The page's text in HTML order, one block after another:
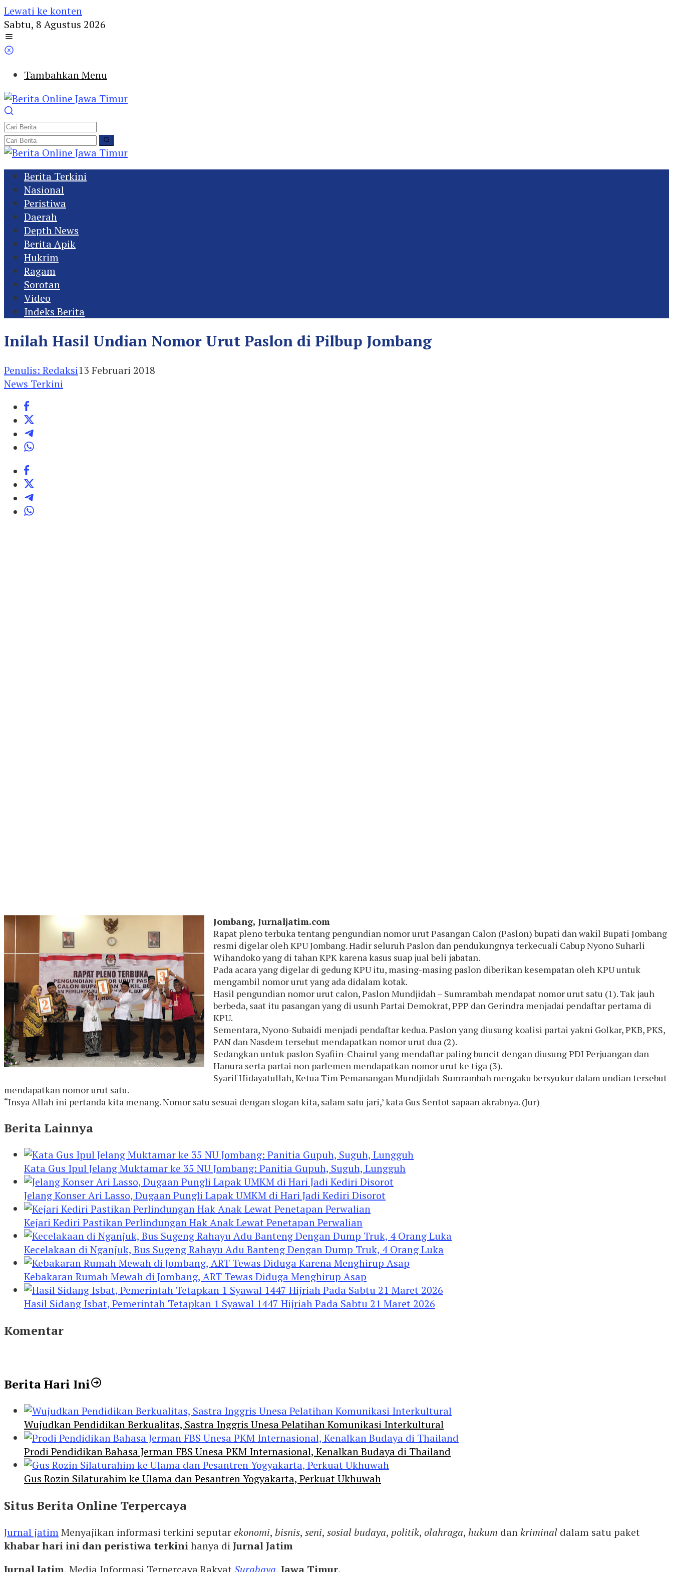
Lewati ke konten
Sabtu, 8 Agustus 2026
Tambahkan Menu
Berita Terkini
Nasional
Peristiwa
Daerah
Depth News
Berita Apik
Hukrim
Ragam
Sorotan
Video
Indeks Berita
Inilah Hasil Undian Nomor Urut Paslon di Pilbup Jombang
Penulis: Redaksi13 Februari 2018
News Terkini
Jombang, Jurnaljatim.com
Rapat pleno terbuka tentang pengundian nomor urut Pasangan Calon (Paslon) bupati dan wakil Bupati Jombang
resmi digelar oleh KPU Jombang. Hadir seluruh Paslon dan pendukungnya terkecuali Cabup Nyono Suharli
Wihandoko yang di tahan KPK karena kasus suap jual beli jabatan.
Pada acara yang digelar di gedung KPU itu, masing-masing paslon diberikan kesempatan oleh KPU untuk
mengambil nomor urut yang ada didalam kotak.
Hasil pengundian nomor urut calon, Paslon Mundjidah – Sumrambah mendapat nomor urut satu (1). Tak jauh
berbeda, saat itu pasangan yang di usunh Partai Demokrat, PPP dan Gerindra menjadai pendaftar pertama di
KPU.
Sementara, Nyono-Subaidi menjadi pendaftar kedua. Paslon yang diusung koalisi partai yakni Golkar, PKB, PKS,
PAN dan Nasdem tersebut mendapatkan nomor urut dua (2).
Sedangkan untuk paslon Syafiin-Chairul yang mendaftar paling buncit dengan diusung PDI Perjuangan dan
Hanura serta partai non parlemen mendapatkan nomor urut ke tiga (3).
Syarif Hidayatullah, Ketua Tim Pemanangan Mundjidah-Sumrambah mengaku bersyukur dalam undian tersebut
mendapatkan nomor urut satu.
“Insya Allah ini pertanda kita menang. Nomor satu sesuai dengan slogan kita, salam satu jari,’ kata Gus Sentot sapaan akrabnya. (Jur)
Berita Lainnya
Kata Gus Ipul Jelang Muktamar ke 35 NU Jombang: Panitia Gupuh, Suguh, Lungguh
Jelang Konser Ari Lasso, Dugaan Pungli Lapak UMKM di Hari Jadi Kediri Disorot
Kejari Kediri Pastikan Perlindungan Hak Anak Lewat Penetapan Perwalian
Kecelakaan di Nganjuk, Bus Sugeng Rahayu Adu Banteng Dengan Dump Truk, 4 Orang Luka
Kebakaran Rumah Mewah di Jombang, ART Tewas Diduga Menghirup Asap
Hasil Sidang Isbat, Pemerintah Tetapkan 1 Syawal 1447 Hijriah Pada Sabtu 21 Maret 2026
Komentar
Berita Hari Ini
Wujudkan Pendidikan Berkualitas, Sastra Inggris Unesa Pelatihan Komunikasi Interkultural
Prodi Pendidikan Bahasa Jerman FBS Unesa PKM Internasional, Kenalkan Budaya di Thailand
Gus Rozin Silaturahim ke Ulama dan Pesantren Yogyakarta, Perkuat Ukhuwah
Situs Berita Online Terpercaya
Jurnal jatimMenyajikan informasi terkini seputarekonomi, bisnis, seni, sosial budaya, politik, olahraga, hukum dankriminal dalam satu paket
khabar hari ini dan peristiwa terkinihanya di Jurnal Jatim
Jurnal Jatim, Media Informasi Terpercaya Rakyat Surabaya, Jawa Timur.